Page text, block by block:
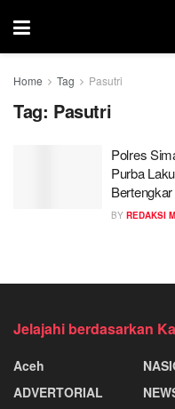
Home Tag Pasutri
Tag: Pasutri
Polres
Purba
Bertengkar
BY REDAKSI
Jelajahi berdasarkan
Aceh
ADVERTORIAL